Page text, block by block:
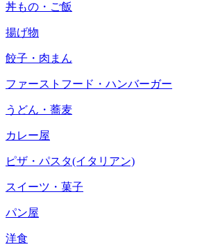
丼もの・ご飯
揚げ物
餃子・肉まん
ファーストフード・ハンバーガー
うどん・蕎麦
カレー屋
ピザ・パスタ(イタリアン)
スイーツ・菓子
パン屋
洋食